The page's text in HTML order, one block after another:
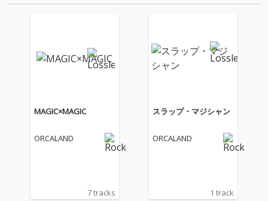
MAGIC×MAGIC
ORCALAND
7 tracks
スラップ・マジシャン
ORCALAND
1 track